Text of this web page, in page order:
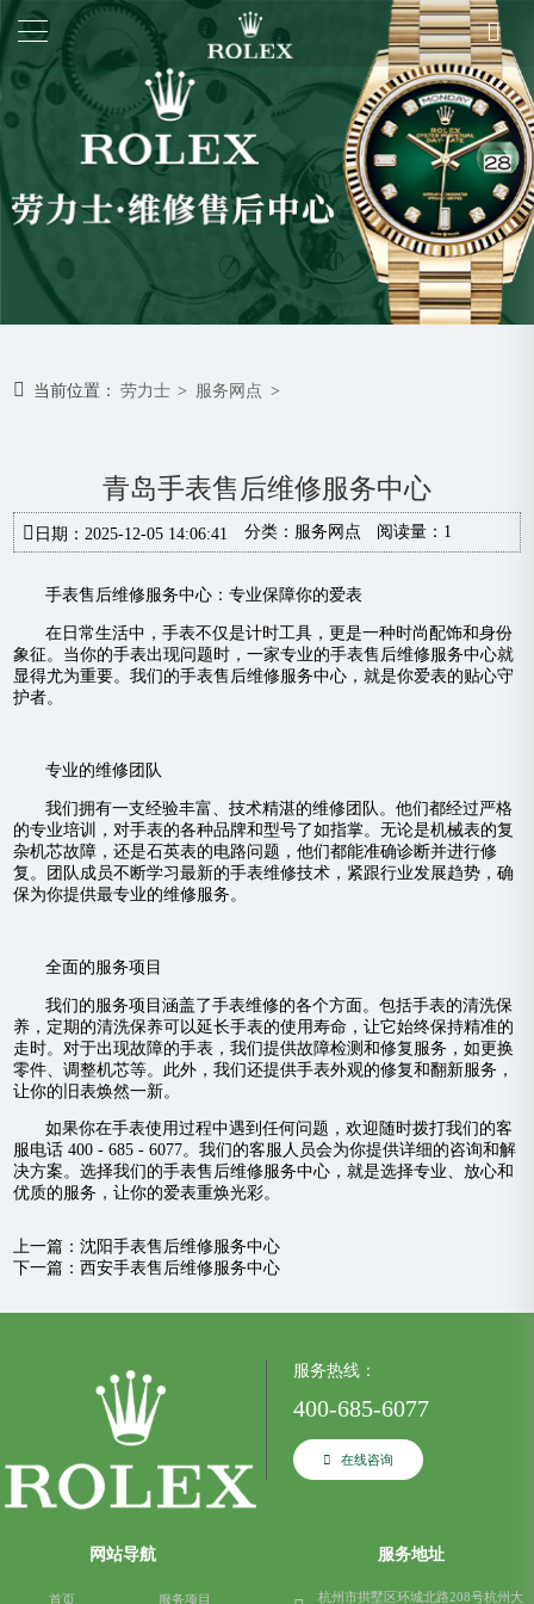
当前位置： 劳力士 > 服务网点 >
青岛手表售后维修服务中心
日期：2025-12-05 14:06:41 分类： 服务网点 阅读量：1
手表售后维修服务中心：专业保障你的爱表
在日常生活中，手表不仅是计时工具，更是一种时尚配饰和身份
象征。当你的手表出现问题时，一家专业的手表售后维修服务中心就
显得尤为重要。我们的手表售后维修服务中心，就是你爱表的贴心守
护者。
专业的维修团队
我们拥有一支经验丰富、技术精湛的维修团队。他们都经过严格
的专业培训，对手表的各种品牌和型号了如指掌。无论是机械表的复
杂机芯故障，还是石英表的电路问题，他们都能准确诊断并进行修
复。团队成员不断学习最新的手表维修技术，紧跟行业发展趋势，确
保为你提供最专业的维修服务。
全面的服务项目
我们的服务项目涵盖了手表维修的各个方面。包括手表的清洗保
养，定期的清洗保养可以延长手表的使用寿命，让它始终保持精准的
走时。对于出现故障的手表，我们提供故障检测和修复服务，如更换
零件、调整机芯等。此外，我们还提供手表外观的修复和翻新服务，
让你的旧表焕然一新。
如果你在手表使用过程中遇到任何问题，欢迎随时拨打我们的客
服电话 400 - 685 - 6077。我们的客服人员会为你提供详细的咨询和解
决方案。选择我们的手表售后维修服务中心，就是选择专业、放心和
优质的服务，让你的爱表重焕光彩。
上一篇：沈阳手表售后维修服务中心
下一篇：西安手表售后维修服务中心
服务热线：
400-685-6077
在线咨询
网站导航
首页 服务项目
服务地址
杭州市拱墅区环城北路208号杭州大